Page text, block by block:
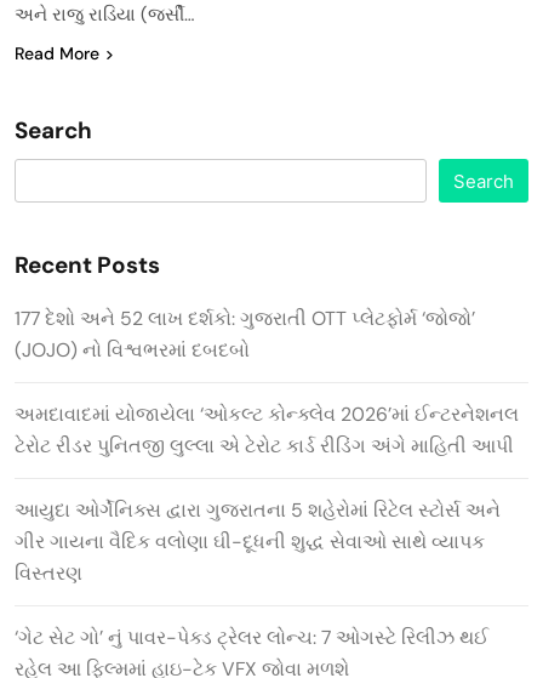
અને રાજુ રાડિયા (જર્સી…
Read More
Search
Search
Recent Posts
177 દેશો અને 52 લાખ દર્શકો: ગુજરાતી OTT પ્લેટફોર્મ ‘જોજો’
(JOJO) નો વિશ્વભરમાં દબદબો
અમદાવાદમાં યોજાયેલા ‘ઓકલ્ટ કોન્ક્લેવ 2026’માં ઈન્ટરનેશનલ
ટેરોટ રીડર પુનિતજી લુલ્લા એ ટેરોટ કાર્ડ રીડિંગ અંગે માહિતી આપી
આયુદા ઓર્ગેનિક્સ દ્વારા ગુજરાતના 5 શહેરોમાં રિટેલ સ્ટોર્સ અને
ગીર ગાયના વૈદિક વલોણા ઘી-દૂધની શુદ્ધ સેવાઓ સાથે વ્યાપક
વિસ્તરણ
‘ગેટ સેટ ગો’ નું પાવર-પેક્ડ ટ્રેલર લોન્ચ: 7 ઓગસ્ટે રિલીઝ થઈ
રહેલ આ ફિલ્મમાં હાઇ-ટેક VFX જોવા મળશે